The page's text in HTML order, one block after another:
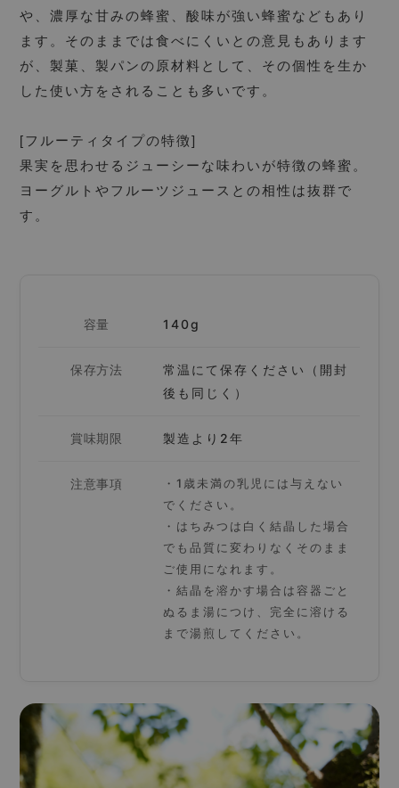
や、濃厚な甘みの蜂蜜、酸味が強い蜂蜜などもあり
ます。そのままでは食べにくいとの意見もあります
が、製菓、製パンの原材料として、その個性を生か
した使い方をされることも多いです。
[フルーティタイプの特徴]
果実を思わせるジューシーな味わいが特徴の蜂蜜。
ヨーグルトやフルーツジュースとの相性は抜群で
す。
容量 140g
保存方法
常温にて保存ください（開封
後も同じく）
賞味期限 製造より2年
注意事項
・1歳未満の乳児には与えない
でください。
・はちみつは白く結晶した場合
でも品質に変わりなくそのまま
ご使用になれます。
・結晶を溶かす場合は容器ごと
ぬるま湯につけ、完全に溶ける
まで湯煎してください。